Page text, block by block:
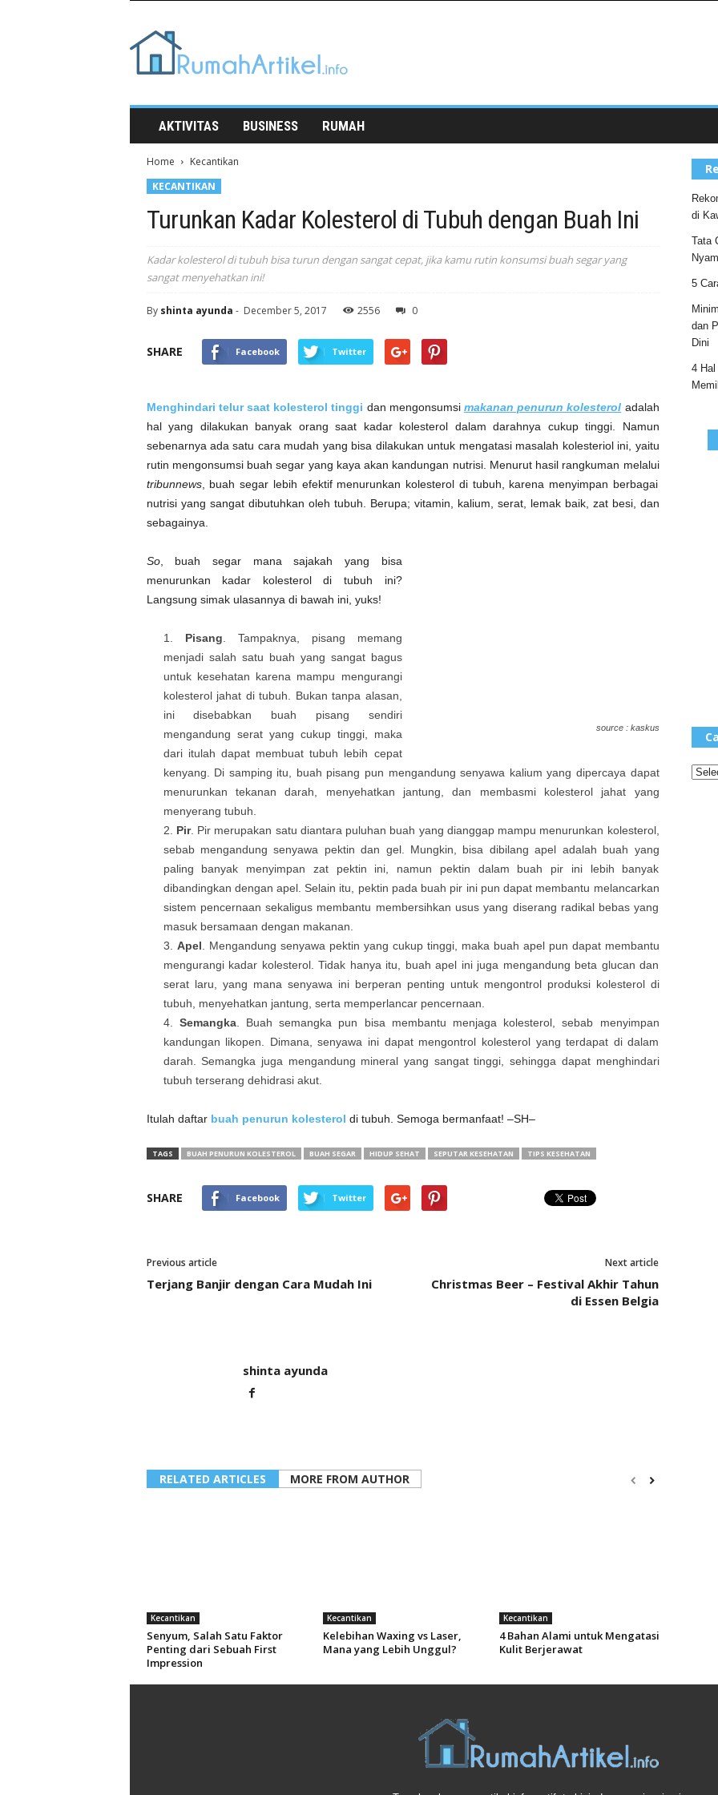
Artikel
AKTIVITAS BUSINESS RUMAH
Home
Kecantikan
KECANTIKAN
Turunkan Kadar Kolesterol di Tubuh dengan Buah Ini
Kadar kolesterol di tubuh bisa turun dengan sangat cepat, jika kamu rutin konsumsi buah segar yang
sangat menyehatkan ini!
By shinta ayunda - December 5, 2017 2556 0
SHARE Facebook Twitter
Menghindari telur saat kolesterol tinggi dan mengonsumsi makanan penurun kolesterol adalah
hal yang dilakukan banyak orang saat kadar kolesterol dalam darahnya cukup tinggi. Namun
sebenarnya ada satu cara mudah yang bisa dilakukan untuk mengatasi masalah kolesteriol ini, yaitu
rutin mengonsumsi buah segar yang kaya akan kandungan nutrisi. Menurut hasil rangkuman melalui
tribunnews, buah segar lebih efektif menurunkan kolesterol di tubuh, karena menyimpan berbagai
nutrisi yang sangat dibutuhkan oleh tubuh. Berupa; vitamin, kalium, serat, lemak baik, zat besi, dan
sebagainya.
source : kaskus
So, buah segar mana sajakah yang bisa
menurunkan kadar kolesterol di tubuh ini?
Langsung simak ulasannya di bawah ini, yuks!
Pisang . Tampaknya, pisang memang
menjadi salah satu buah yang sangat bagus
untuk kesehatan karena mampu mengurangi
kolesterol jahat di tubuh. Bukan tanpa alasan,
ini disebabkan buah pisang sendiri
mengandung serat yang cukup tinggi, maka
dari itulah dapat membuat tubuh lebih cepat
kenyang. Di samping itu, buah pisang pun mengandung senyawa kalium yang dipercaya dapat
menurunkan tekanan darah, menyehatkan jantung, dan membasmi kolesterol jahat yang
menyerang tubuh.
Pir. Pir merupakan satu diantara puluhan buah yang dianggap mampu menurunkan kolesterol,
sebab mengandung senyawa pektin dan gel. Mungkin, bisa dibilang apel adalah buah yang
paling banyak menyimpan zat pektin ini, namun pektin dalam buah pir ini lebih banyak
dibandingkan dengan apel. Selain itu, pektin pada buah pir ini pun dapat membantu melancarkan
sistem pencernaan sekaligus membantu membersihkan usus yang diserang radikal bebas yang
masuk bersamaan dengan makanan.
Apel . Mengandung senyawa pektin yang cukup tinggi, maka buah apel pun dapat membantu
mengurangi kadar kolesterol. Tidak hanya itu, buah apel ini juga mengandung beta glucan dan
serat laru, yang mana senyawa ini berperan penting untuk mengontrol produksi kolesterol di
tubuh, menyehatkan jantung, serta memperlancar pencernaan.
Semangka. Buah semangka pun bisa membantu menjaga kolesterol, sebab menyimpan
kandungan likopen. Dimana, senyawa ini dapat mengontrol kolesterol yang terdapat di dalam
darah. Semangka juga mengandung mineral yang sangat tinggi, sehingga dapat menghindari
tubuh terserang dehidrasi akut.
Itulah daftar buah penurun kolesterol di tubuh. Semoga bermanfaat! –SH–
TAGS BUAH PENURUN KOLESTEROL BUAH SEGAR HIDUP SEHAT SEPUTAR KESEHATAN TIPS KESEHATAN
SHARE Facebook Twitter
Previous article
Terjang Banjir dengan Cara Mudah Ini
Next article
Christmas Beer – Festival Akhir Tahun
di Essen Belgia
shinta ayunda
RELATED ARTICLES MORE FROM AUTHOR
Kecantikan
Senyum, Salah Satu Faktor
Penting dari Sebuah First
Impression
Kecantikan
Kelebihan Waxing vs Laser,
Mana yang Lebih Unggul?
Kecantikan
4 Bahan Alami untuk Mengatasi
Kulit Berjerawat
di
Tata
5
dan
Dini
4 Hal